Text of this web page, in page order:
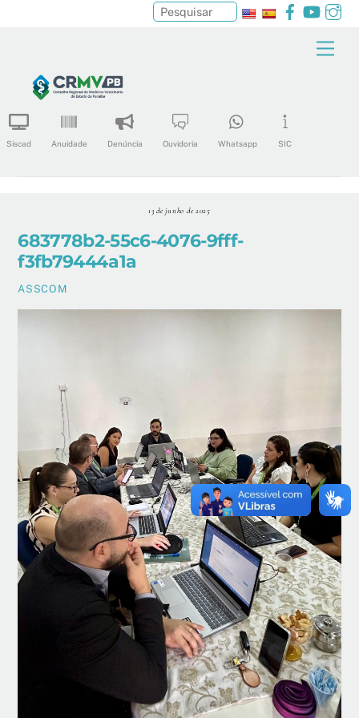
content
Facebook
Siscad Anuidade Denúncia Ouvidoria Whatsapp SIC
Pesquisar
13 de junho de 2025
683778b2-55c6-4076-9fff-
f3fb79444a1a
ASSCOM